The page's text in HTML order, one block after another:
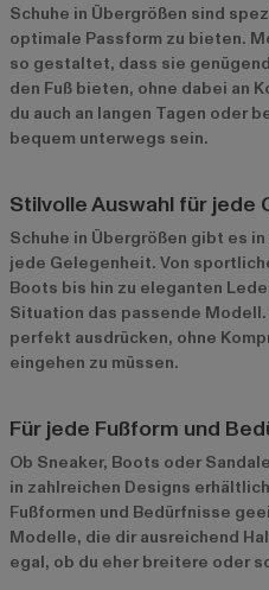
Schuhe in Übergrößen sind
optimale Passform zu bieten.
so gestaltet, dass sie
den Fuß bieten, ohne dabei an
du auch an langen Tagen oder
bequem unterwegs sein.
Stilvolle Auswahl für jede
Schuhe in Übergrößen gibt es
jede Gelegenheit. Von
Boots bis hin zu eleganten
Situation das passende
perfekt ausdrücken, ohne
eingehen zu müssen.
Für jede Fußform und
Ob Sneaker, Boots oder
in zahlreichen Designs
Fußformen und Bedürfnisse
Modelle, die dir ausreichend
egal, ob du eher breitere oder